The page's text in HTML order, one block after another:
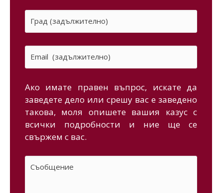
Ако имате правен въпрос, искате да
заведете дело или срешу вас е заведено
такова, моля опишете вашия казус с
всички подробности и ние ще се
свържем с вас.